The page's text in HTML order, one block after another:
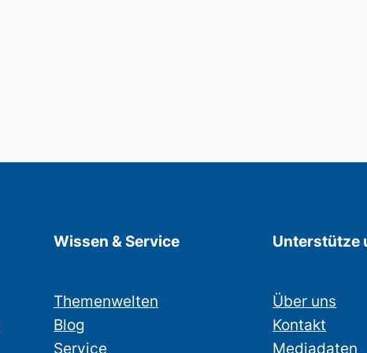
Wissen & Service
Themenwelten
Blog
Service
Unterstütze
Über uns
Kontakt
Mediadaten